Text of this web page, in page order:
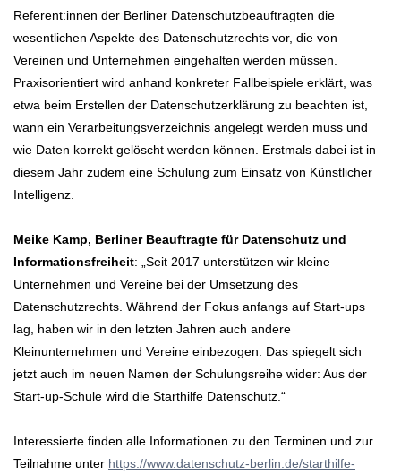
Referent:innen der Berliner Datenschutzbeauftragten die
wesentlichen Aspekte des Datenschutzrechts vor, die von
Vereinen und Unternehmen eingehalten werden müssen.
Praxisorientiert wird anhand konkreter Fallbeispiele erklärt, was
etwa beim Erstellen der Datenschutzerklärung zu beachten ist,
wann ein Verarbeitungsverzeichnis angelegt werden muss und
wie Daten korrekt gelöscht werden können. Erstmals dabei ist in
diesem Jahr zudem eine Schulung zum Einsatz von Künstlicher
Intelligenz.
Meike Kamp, Berliner Beauftragte für Datenschutz und
Informationsfreiheit: „Seit 2017 unterstützen wir kleine
Unternehmen und Vereine bei der Umsetzung des
Datenschutzrechts. Während der Fokus anfangs auf Start-ups
lag, haben wir in den letzten Jahren auch andere
Kleinunternehmen und Vereine einbezogen. Das spiegelt sich
jetzt auch im neuen Namen der Schulungsreihe wider: Aus der
Start-up-Schule wird die Starthilfe Datenschutz.“
Interessierte finden alle Informationen zu den Terminen und zur
Teilnahme unter https://www.datenschutz-berlin.de/starthilfe-